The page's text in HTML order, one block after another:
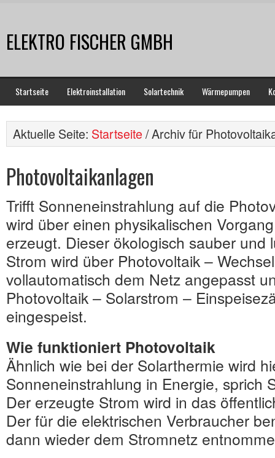
ELEKTRO FISCHER GMBH
Startseite Elektroinstallation Solartechnik Wärmepumpen
Aktuelle Seite: Startseite / Archiv für
Photovoltaikanlagen
Trifft Sonneneinstrahlung auf die
wird über einen physikalischen
erzeugt. Dieser ökologisch sauber und
Strom wird über Photovoltaik –
vollautomatisch dem Netz angepasst
Photovoltaik – Solarstrom –
eingespeist.
Wie funktioniert Photovoltaik
Ähnlich wie bei der Solarthermie wird
Sonneneinstrahlung in Energie, sprich
Der erzeugte Strom wird in das
Der für die elektrischen Verbraucher
dann wieder dem Stromnetz